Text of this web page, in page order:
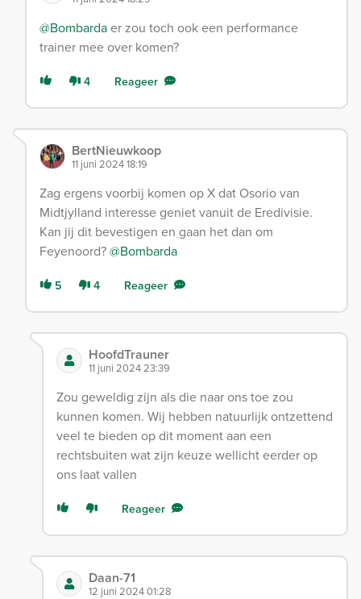
@Bombardaer zou toch ook een performance
trainer mee over komen?
4 Reageer
BertNieuwkoop
11 juni 2024 18:19
Zag ergens voorbij komen op X dat Osorio van
Midtjylland interesse geniet vanuit de Eredivisie.
Kan jij dit bevestigen en gaan het dan om
Feyenoord?@Bombarda
5 4 Reageer
HoofdTrauner
11 juni 2024 23:39
Zou geweldig zijn als die naar ons toe zou
kunnen komen. Wij hebben natuurlijk ontzettend
veel te bieden op dit moment aan een
rechtsbuiten wat zijn keuze wellicht eerder op
ons laat vallen
Reageer
Daan-71
12 juni 2024 01:28